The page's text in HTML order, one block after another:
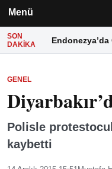
Menü
SON
DAKIKA
Endonezya’da
GENEL
Polisle
kaybetti